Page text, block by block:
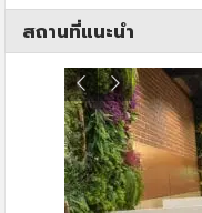
สถานที่แนะนำ